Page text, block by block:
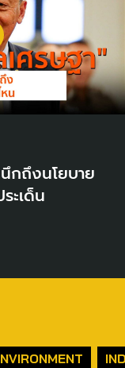
กถึงนโยบาย
ะเด็น